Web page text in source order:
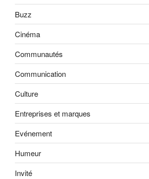
Buzz
Cinéma
Communautés
Communication
Culture
Entreprises et marques
Evénement
Humeur
Invité